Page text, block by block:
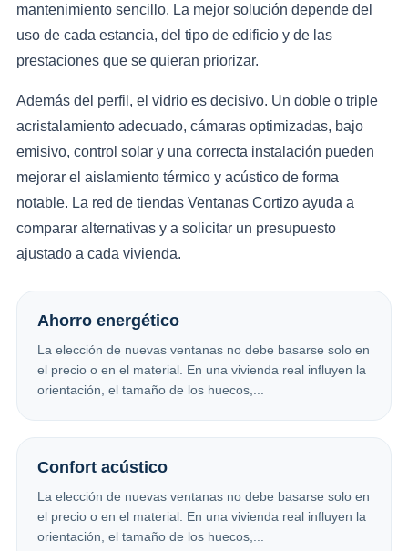
mantenimiento sencillo. La mejor solución depende del
uso de cada estancia, del tipo de edificio y de las
prestaciones que se quieran priorizar.
Además del perfil, el vidrio es decisivo. Un doble o triple
acristalamiento adecuado, cámaras optimizadas, bajo
emisivo, control solar y una correcta instalación pueden
mejorar el aislamiento térmico y acústico de forma
notable. La red de tiendas Ventanas Cortizo ayuda a
comparar alternativas y a solicitar un presupuesto
ajustado a cada vivienda.
Ahorro energético
La elección de nuevas ventanas no debe basarse solo en
el precio o en el material. En una vivienda real influyen la
orientación, el tamaño de los huecos,...
Confort acústico
La elección de nuevas ventanas no debe basarse solo en
el precio o en el material. En una vivienda real influyen la
orientación, el tamaño de los huecos,...